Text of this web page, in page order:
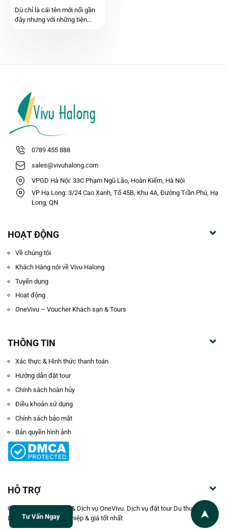
Hạ Long [CHI TIẾT]
Dù chỉ là cái tên mới nổi gần
đây nhưng với những tiện
0789 455 888
sales@vivuhalong.com
VPGD Hà Nội: 33C Phạm Ngũ Lão, Hoàn Kiếm, Hà Nội
VP Hạ Long: 3/24 Cao Xanh, Tổ 45B, Khu 4A, Đường Trần Phú, Hạ
Long, QN
HOẠT ĐỘNG
Về chúng tôi
Khách Hàng nói về Vivu Halong
Tuyển dụng
Hoạt động
OneVivu – Voucher Khách sạn & Tours
THÔNG TIN
Xác thực & Hình thức thanh toán
Hướng dẫn đặt tour
Chính sách hoàn hủy
Điều khoản sử dụng
Chính sách bảo mật
Bản quyền hình ảnh
HỖ TRỢ
Công ty TNHH Du lịch & Dịch vụ OneVivu. Dịch vụ đặt tour Du thuyền Hạ
Long uy tín, chuyên nghiệp & giá tốt nhất
Tư Vấn Ngay